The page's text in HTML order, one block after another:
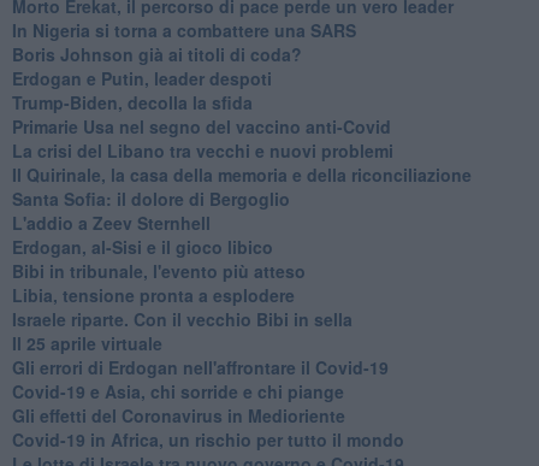
Morto Erekat, il percorso di pace perde un vero leader
In Nigeria si torna a combattere una SARS
Boris Johnson già ai titoli di coda?
Erdogan e Putin, leader despoti
Trump-Biden, decolla la sfida
Primarie Usa nel segno del vaccino anti-Covid
La crisi del Libano tra vecchi e nuovi problemi
Il Quirinale, la casa della memoria e della riconciliazione
Santa Sofia: il dolore di Bergoglio
L'addio a ​Zeev Sternhell
Erdogan, al-Sisi e il gioco libico
Bibi in tribunale, l'evento più atteso
Libia, tensione pronta a esplodere
Israele riparte. Con il vecchio Bibi in sella
Il 25 aprile virtuale
Gli errori di Erdogan nell'affrontare il Covid-19
Covid-19 e Asia, chi sorride e chi piange
Gli effetti del Coronavirus in Medioriente
Covid-19 in Africa, un rischio per tutto il mondo